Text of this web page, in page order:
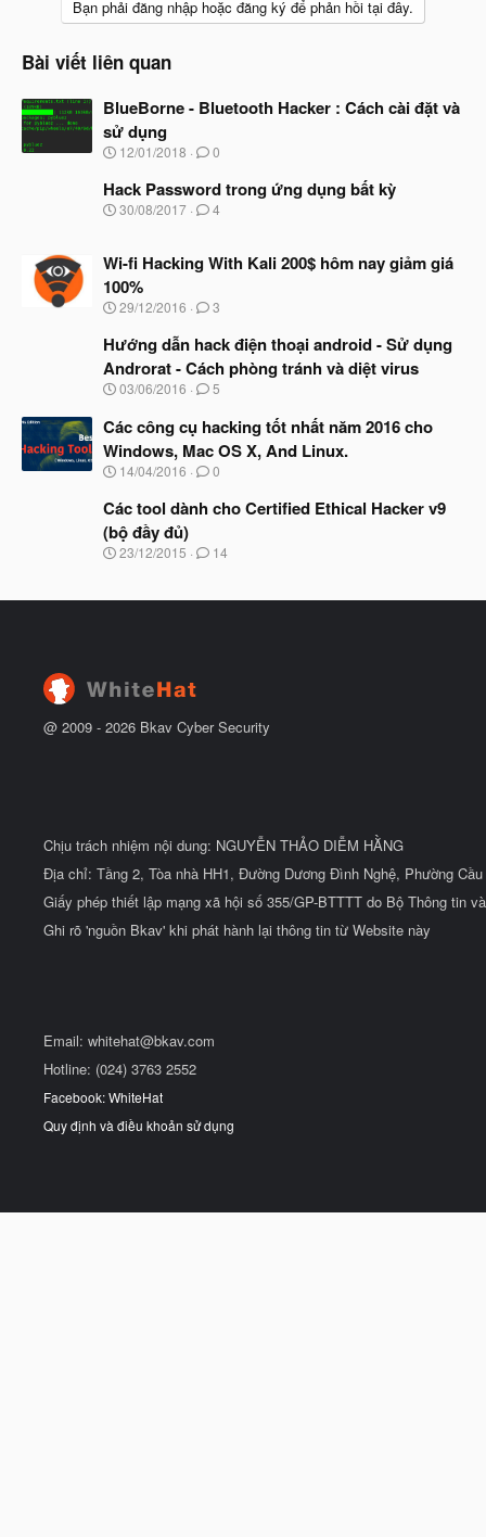
Bạn phải đăng nhập hoặc đăng ký để phản hồi tại đây.
Bài viết liên quan
BlueBorne - Bluetooth Hacker : Cách cài đặt và
sử dụng
N
à
y
b
t
đ
ầ
u
12/01/2018 0
Hack Password trong ứng dụng bất kỳ
N
y
b
ắ
t
ầ
u
30/08/2017 4
Wi-fi Hacking With Kali 200$ hôm nay giảm giá
100%
N
à
b
ắ
đ
ầ
u
29/12/2016 3
Hướng dẫn hack điện thoại android - Sử dụng
Androrat - Cách phòng tránh và diệt virus
N
à
y
b
ắ
đ
ầ
u
03/06/2016 5
Các công cụ hacking tốt nhất năm 2016 cho
Windows, Mac OS X, And Linux.
N
à
b
ắ
14/04/2016 0
Các tool dành cho Certified Ethical Hacker v9
(bộ đầy đủ)
N
y
ầ
23/12/2015 14
@ 2009 - 2026 Bkav Cyber Security
Chịu trách nhiệm nội dung: NGUYỄN THẢO DIỄM HẰNG
Địa chỉ: Tầng 2, Tòa nhà HH1, Đường Dương Đình Nghệ, Phường
Giấy phép thiết lập mạng xã hội số 355/GP-BTTTT do Bộ Thông tin
Ghi rõ 'nguồn Bkav' khi phát hành lại thông tin từ Website này
Email: whitehat@bkav.com
Hotline: (024) 3763 2552
Facebook: WhiteHat
Quy định và điều khoản sử dụng